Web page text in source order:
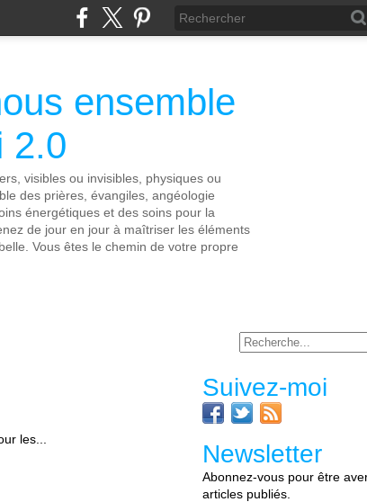
ensemble
2.0
visibles ou invisibles, physiques ou
des prières, évangiles, angéologie
énergétiques et des soins pour la
de jour en jour à maîtriser les éléments
Vous êtes le chemin de votre propre
les...
Suivez-moi
Newsletter
Abonnez-vous pour être
articles publiés.